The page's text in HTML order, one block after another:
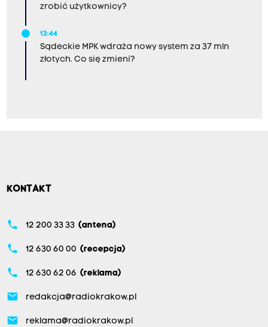
zrobić użytkownicy?
13:44
Sądeckie MPK wdraża nowy system za 37 mln
złotych. Co się zmieni?
KONTAKT
phone 12 200 33 33 (antena)
phone 12 630 60 00 (recepcja)
phone 12 630 62 06 (reklama)
email redakcja@radiokrakow.pl
email reklama@radiokrakow.pl